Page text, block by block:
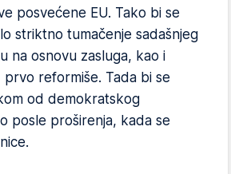
posvećene EU. Tako bi se
striktno tumačenje sadašnjeg
na osnovu zasluga, kao i
reformiše. Tada bi se
od demokratskog
posle proširenja, kada se